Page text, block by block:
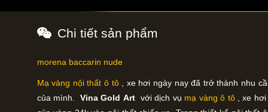
Chi tiết sản phẩm
morena baccarin nude
Mạ vàng nội thất ô tô
, xe hơi ngày nay đã trở thành nhu
của mình. Vina Gold Art với dịch vụ mạ vàng ô tô
, xe